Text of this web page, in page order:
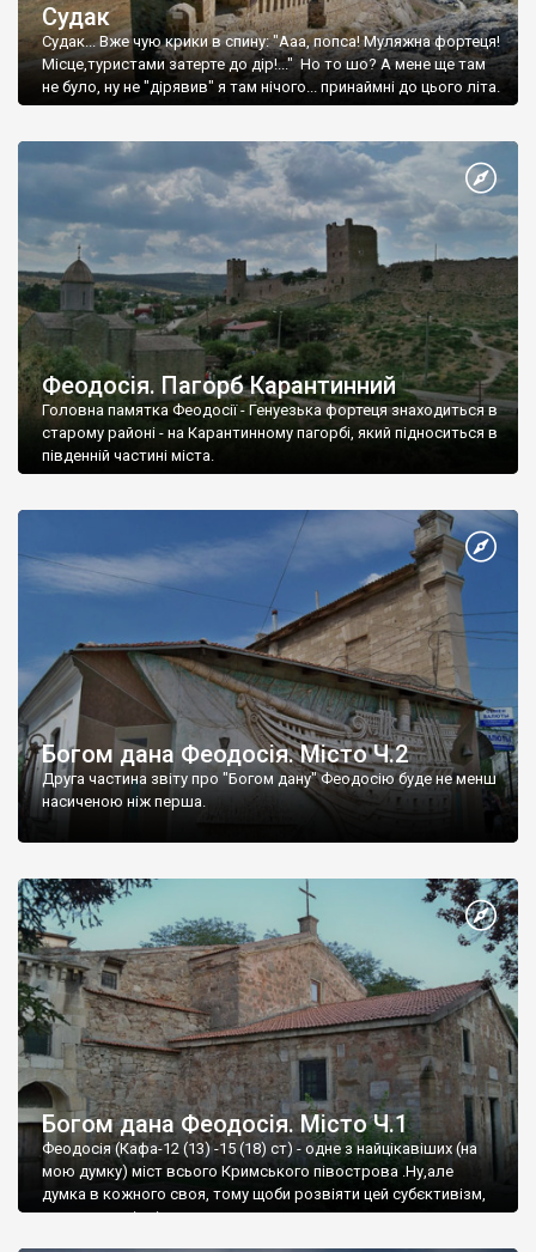
Судак
Судак... Вже чую крики в спину: "Ааа, попса! Муляжна фортеця!
Місце,туристами затерте до дір!..." Но то шо? А мене ще там
не було, ну не "дірявив" я там нічого... принаймні до цього літа.
Феодосія. Пагорб Карантинний
Головна памятка Феодосії - Генуезька фортеця знаходиться в
старому районі - на Карантинному пагорбі, який підноситься в
південній частині міста.
Богом дана Феодосія. Місто Ч.2
Друга частина звіту про "Богом дану" Феодосію буде не менш
насиченою ніж перша.
Богом дана Феодосія. Місто Ч.1
Феодосія (Кафа-12 (13) -15 (18) ст) - одне з найцікавіших (на
мою думку) міст всього Кримського півострова .Ну,але
думка в кожного своя, тому щоби розвіяти цей субєктивізм,
запрошую відвідати це